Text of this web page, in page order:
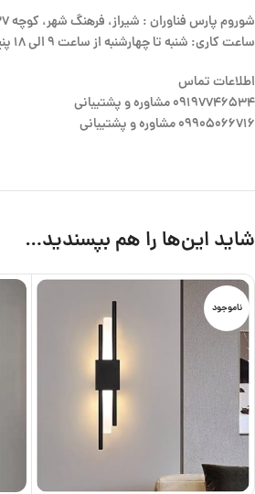
شوروم پارس فناوران : شیراز، فرهنگ شهر، کوچه 27، بالای بانک سینا ، طبقه 1
ساعت کاری: شنبه تا چهارشنبه از ساعت 9 الی 18 پنج شنبه 9 الی 14
اطلاعات تماس
09197746534 مشاوره و پشتیبانی
09905066716 مشاوره و پشتیبانی
شاید این‌ها را هم بپسندید…
ناموجود